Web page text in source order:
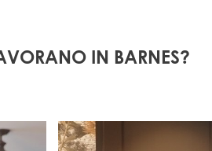
IN BARNES?